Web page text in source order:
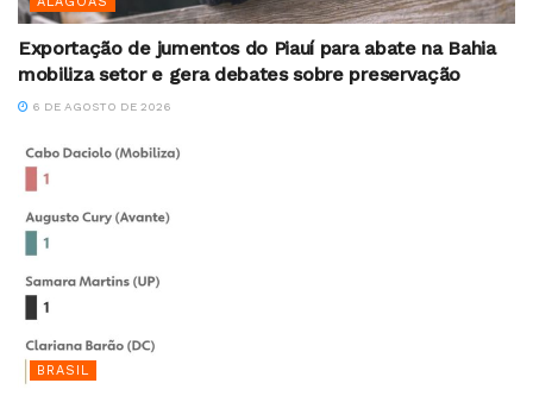
Exportação de jumentos do Piauí para abate na Bahia
mobiliza setor e gera debates sobre preservação
6 DE AGOSTO DE 2026
BRASIL